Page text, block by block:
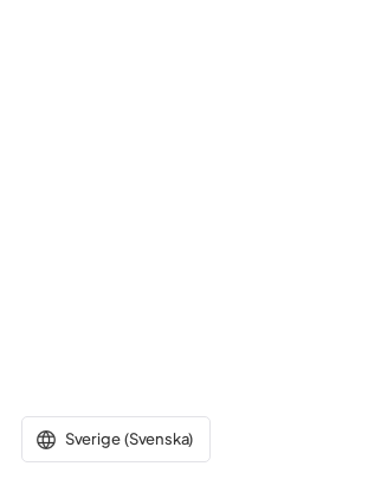
Sverige (Svenska)